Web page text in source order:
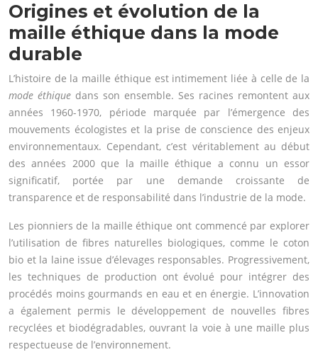
Origines et évolution de la
maille éthique dans la mode
durable
L’histoire de la maille éthique est intimement liée à celle de la
mode éthique dans son ensemble. Ses racines remontent aux
années 1960-1970, période marquée par l’émergence des
mouvements écologistes et la prise de conscience des enjeux
environnementaux. Cependant, c’est véritablement au début
des années 2000 que la maille éthique a connu un essor
significatif, portée par une demande croissante de
transparence et de responsabilité dans l’industrie de la mode.
Les pionniers de la maille éthique ont commencé par explorer
l’utilisation de fibres naturelles biologiques, comme le coton
bio et la laine issue d’élevages responsables. Progressivement,
les techniques de production ont évolué pour intégrer des
procédés moins gourmands en eau et en énergie. L’innovation
a également permis le développement de nouvelles fibres
recyclées et biodégradables, ouvrant la voie à une maille plus
respectueuse de l’environnement.